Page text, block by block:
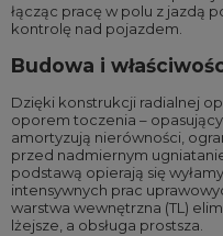
łącząc pracę w polu z jazdą
kontrolę nad pojazdem.
Budowa i
Dzięki konstrukcji radialnej
oporem toczenia –
amortyzują nierówności,
przed nadmiernym
podstawą opierają się
intensywnych prac
warstwa wewnętrzna (TL)
lżejsze, a obsługa prostsza.